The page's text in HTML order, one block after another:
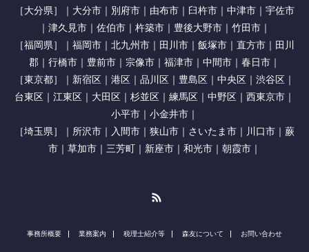
［大分県］｜大分市｜別府市｜由布市｜臼杵市｜中津市｜宇佐市
｜津久見市｜佐伯市｜杵築市｜豊後大野市｜竹田市｜
［福岡県］｜福岡市｜北九州市｜田川市｜飯塚市｜直方市｜田川
郡｜行橋市｜豊前市｜宗像市｜福津市｜中間市｜春日市｜
［東京都］｜新宿区｜港区｜品川区｜豊島区｜中央区｜渋谷区｜
台東区｜江東区｜大田区｜杉並区｜練馬区｜中野区｜西東京市｜
小平市｜小金井市｜
［埼玉県］｜所沢市｜入間市｜狭山市｜さいたま市｜川口市｜蕨
市｜草加市｜三芳町｜新座市｜和光市｜朝霞市｜
事務所概要 業務案内 税理士紹介等 森友について お問い合わせ